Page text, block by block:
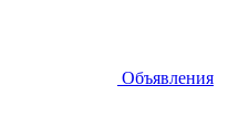
Объявления